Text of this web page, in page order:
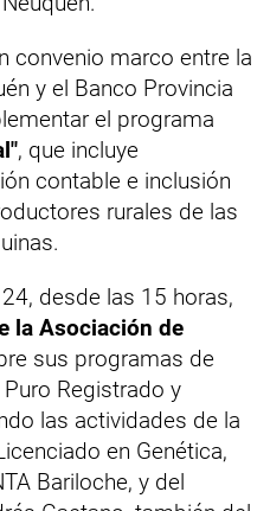
convenio marco entre la
y el Banco Provincia
el programa
, que incluye
contable e inclusión
rurales de las
desde las 15 horas,
la Asociación de
sus programas de
Registrado y
las actividades de la
en Genética,
Bariloche, y del